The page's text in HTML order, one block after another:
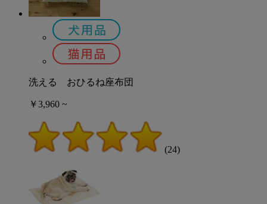
洗える おひるね座布団
￥3,960 ~
(24)